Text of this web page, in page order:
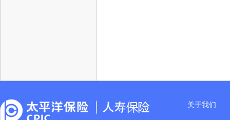
关于我们